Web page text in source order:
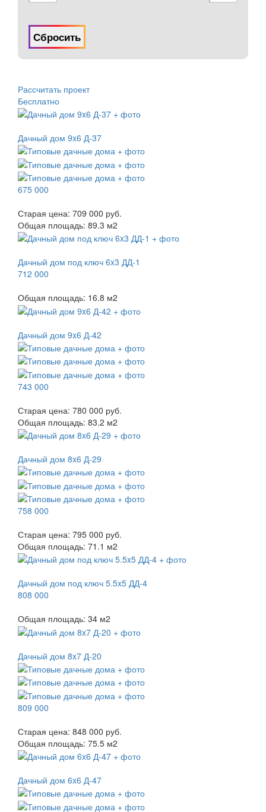
Сбросить
Рассчитать проект
Бесплатно
Дачный дом 9x6 Д-37
675 000
Старая цена: 709 000 руб.
Общая площадь: 89.3 м2
Дачный дом под ключ 6x3 ДД-1
712 000
Общая площадь: 16.8 м2
Дачный дом 9x6 Д-42
743 000
Старая цена: 780 000 руб.
Общая площадь: 83.2 м2
Дачный дом 8x6 Д-29
758 000
Старая цена: 795 000 руб.
Общая площадь: 71.1 м2
Дачный дом под ключ 5.5x5 ДД-4
808 000
Общая площадь: 34 м2
Дачный дом 8x7 Д-20
809 000
Старая цена: 848 000 руб.
Общая площадь: 75.5 м2
Дачный дом 6x6 Д-47